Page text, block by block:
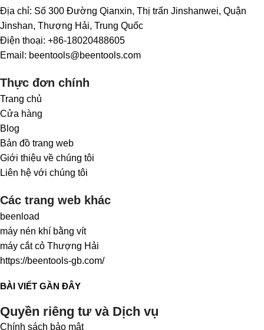
Địa chỉ: Số 300 Đường Qianxin, Thị trấn Jinshanwei, Quận
Jinshan, Thượng Hải, Trung Quốc
Điện thoại: +86-18020488605
Email: beentools@beentools.com
Thực đơn chính
Trang chủ
Cửa hàng
Blog
Bản đồ trang web
Giới thiệu về chúng tôi
Liên hệ với chúng tôi
Các trang web khác
beenload
máy nén khí bằng vít
máy cắt cỏ Thượng Hải
https://beentools-gb.com/
BÀI VIẾT GẦN ĐÂY
Quyền riêng tư và Dịch vụ
Chính sách bảo mật